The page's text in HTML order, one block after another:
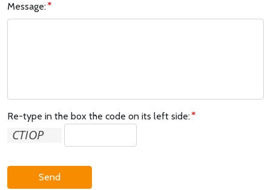
Message:
Re-type in the box the code on its left side:
Send